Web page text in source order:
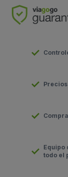
Equipo
todo el